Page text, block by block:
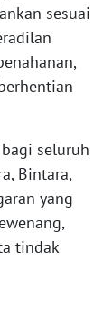
sesuai
seluruh
Bintara,
yang
tindak